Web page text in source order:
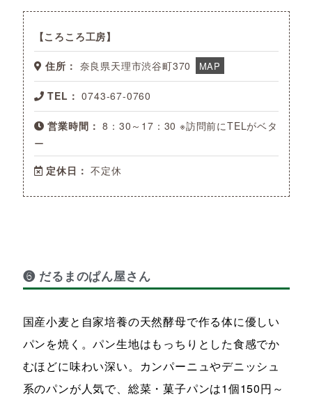
ころころ工房
住所： 奈良県天理市渋谷町370 MAP
TEL： 0743-67-0760
営業時間： 8：30～17：30 ※訪問前にTELがベタ
ー
定休日： 不定休
❻ だるまのぱん屋さん
国産小麦と自家培養の天然酵母で作る体に優しい
パンを焼く。パン生地はもっちりとした食感でか
むほどに味わい深い。カンパーニュやデニッシュ
系のパンが人気で、総菜・菓子パンは1個150円～